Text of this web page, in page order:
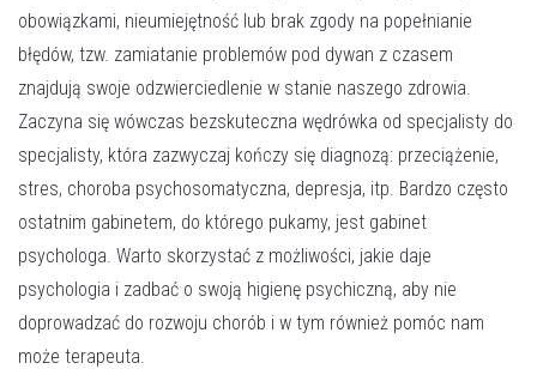
obowiązkami, nieumiejętność lub brak zgody na popełnianie
błędów, tzw. zamiatanie problemów pod dywan z czasem
znajdują swoje odzwierciedlenie w stanie naszego zdrowia.
Zaczyna się wówczas bezskuteczna wędrówka od specjalisty do
specjalisty, która zazwyczaj kończy się diagnozą: przeciążenie,
stres, choroba psychosomatyczna, depresja, itp. Bardzo często
ostatnim gabinetem, do którego pukamy, jest gabinet
psychologa. Warto skorzystać z możliwości, jakie daje
psychologia i zadbać o swoją higienę psychiczną, aby nie
doprowadzać do rozwoju chorób i w tym również pomóc nam
może terapeuta.